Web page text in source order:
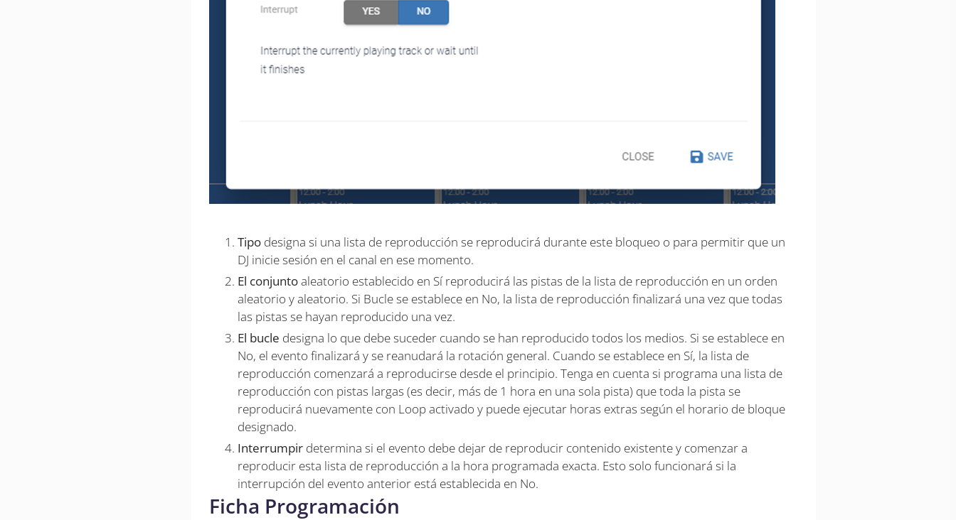
Tipodesigna si una lista de reproducción se reproducirá durante este bloqueo o para permitir que un
DJ inicie sesión en el canal en ese momento.
El conjuntoaleatorio establecido en Sí reproducirá las pistas de la lista de reproducción en un orden
aleatorio y aleatorio. Si Bucle se establece en No, la lista de reproducción finalizará una vez que todas
las pistas se hayan reproducido una vez.
El bucle designa lo que debe suceder cuando se han reproducido todos los medios. Si se establece en
No, el evento finalizará y se reanudará la rotación general. Cuando se establece en Sí, la lista de
reproducción comenzará a reproducirse desde el principio. Tenga en cuenta si programa una lista de
reproducción con pistas largas (es decir, más de 1 hora en una sola pista) que toda la pista se
reproducirá nuevamente con Loop activado y puede ejecutar horas extras según el horario de bloque
designado.
Interrumpirdetermina si el evento debe dejar de reproducir contenido existente y comenzar a
reproducir esta lista de reproducción a la hora programada exacta. Esto solo funcionará si la
interrupción del evento anterior está establecida en No.
Ficha Programación